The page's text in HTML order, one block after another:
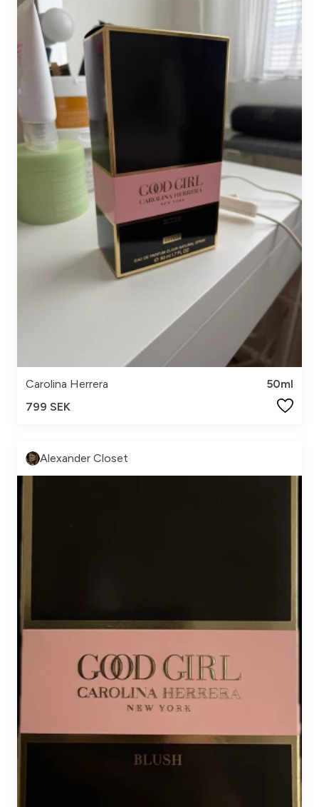
Carolina Herrera
50ml
799 SEK
Alexander Closet